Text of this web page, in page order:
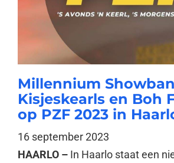
Millennium
Kisjeskearls en Boh
op PZF 2023 in
16 september 2023
HAARLO – In Haarlo staat een